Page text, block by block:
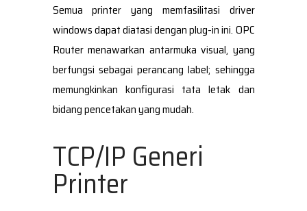
Semua printer yang memfasilitasi driver
windows dapat diatasi dengan plug-in ini. OPC
Router menawarkan antarmuka visual, yang
berfungsi sebagai perancang label; sehingga
memungkinkan konfigurasi tata letak dan
bidang pencetakan yang mudah.
TCP/IP Generi
Printer